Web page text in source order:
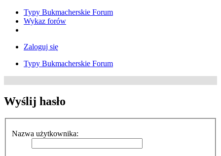
Typy Bukmacherskie Forum
Wykaz forów
Zaloguj się
Typy Bukmacherskie Forum
Wyślij hasło
Nazwa użytkownika: